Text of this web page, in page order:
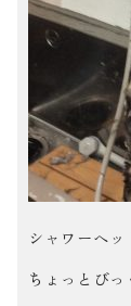
シャワーヘ
ちょっとび